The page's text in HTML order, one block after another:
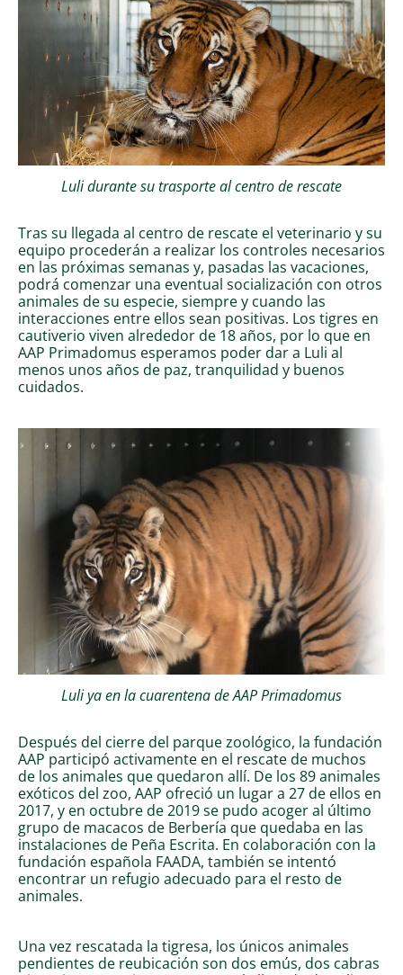
Luli durante su trasporte al centro de rescate
Tras su llegada al centro de rescate el veterinario y su
equipo procederán a realizar los controles necesarios
en las próximas semanas y, pasadas las vacaciones,
podrá comenzar una eventual socialización con otros
animales de su especie, siempre y cuando las
interacciones entre ellos sean positivas. Los tigres en
cautiverio viven alrededor de 18 años, por lo que en
AAP Primadomus esperamos poder dar a Luli al
menos unos años de paz, tranquilidad y buenos
cuidados.
Luli ya en la cuarentena de AAP Primadomus
Después del cierre del parque zoológico, la fundación
AAP participó activamente en el rescate de muchos
de los animales que quedaron allí. De los 89 animales
exóticos del zoo, AAP ofreció un lugar a 27 de ellos en
2017, y en octubre de 2019 se pudo acoger al último
grupo de macacos de Berbería que quedaba en las
instalaciones de Peña Escrita. En colaboración con la
fundación española FAADA, también se intentó
encontrar un refugio adecuado para el resto de
animales.
Una vez rescatada la tigresa, los únicos animales
pendientes de reubicación son dos emús, dos cabras